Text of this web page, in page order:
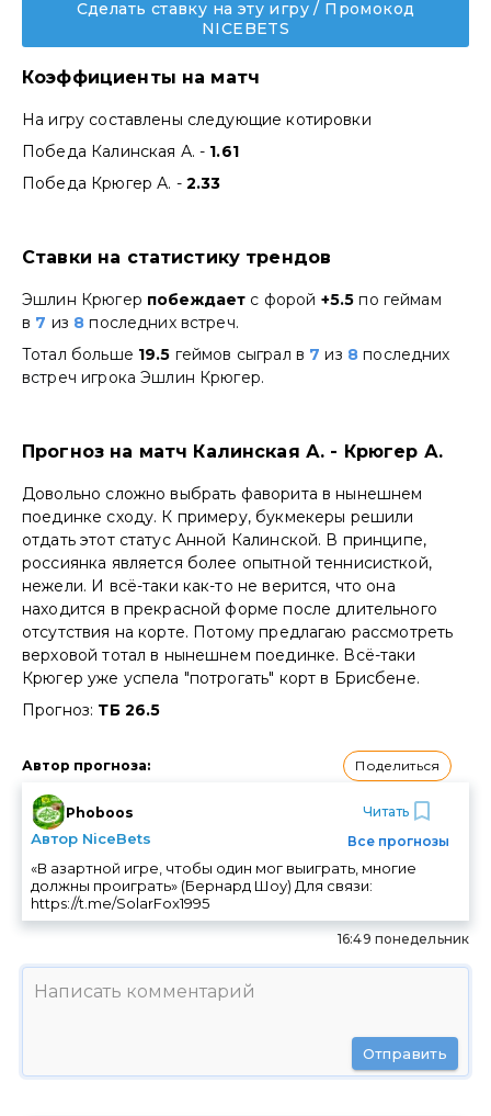
Сделать ставку на эту игру / Промокод
NICEBETS
Коэффициенты на матч
На игру составлены следующие котировки
Победа Калинская А. - 1.61
Победа Крюгер А. - 2.33
Ставки на статистику трендов
Эшлин Крюгер побеждает с форой +5.5 по геймам
в 7 из 8последних встреч.
Тотал больше 19.5 геймов сыграл в 7из 8 последних
встреч игрока Эшлин Крюгер.
Прогноз на матч Калинская А. - Крюгер А.
Довольно сложно выбрать фаворита в нынешнем
поединке сходу. К примеру, букмекеры решили
отдать этот статус Анной Калинской. В принципе,
россиянка является более опытной теннисисткой,
нежели. И всё-таки как-то не верится, что она
находится в прекрасной форме после длительного
отсутствия на корте. Потому предлагаю рассмотреть
верховой тотал в нынешнем поединке. Всё-таки
Крюгер уже успела "потрогать" корт в Брисбене.
Прогноз: ТБ 26.5
Автор прогноза: Поделиться
Phoboos
Автор NiceBets
Читать
Все прогнозы
«В азартной игре, чтобы один мог выиграть, многие
должны проиграть» (Бернард Шоу) Для связи:
https://t.me/SolarFox1995
16:49 понедельник
Отправить